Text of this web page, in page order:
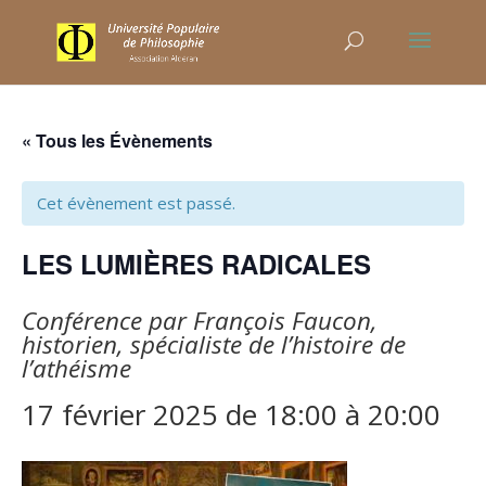
« Tous les Évènements
Cet évènement est passé.
LES LUMIÈRES RADICALES
Conférence par François Faucon,
historien, spécialiste de l’histoire de
l’athéisme
17 février 2025 de 18:00 à 20:00